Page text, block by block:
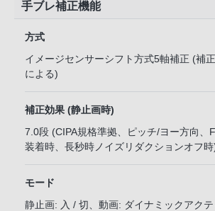
手ブレ補正機能
方式
イメージセンサーシフト方式5軸補正 (補
による)
補正効果 (静止画時)
7.0段 (CIPA規格準拠、ピッチ/ヨー方向、
装着時、長秒時ノイズリダクションオフ時
モード
静止画: 入 / 切、動画: ダイナミックアク